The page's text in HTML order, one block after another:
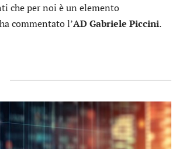
che per noi è un elemento
commentato l’AD Gabriele Piccini.